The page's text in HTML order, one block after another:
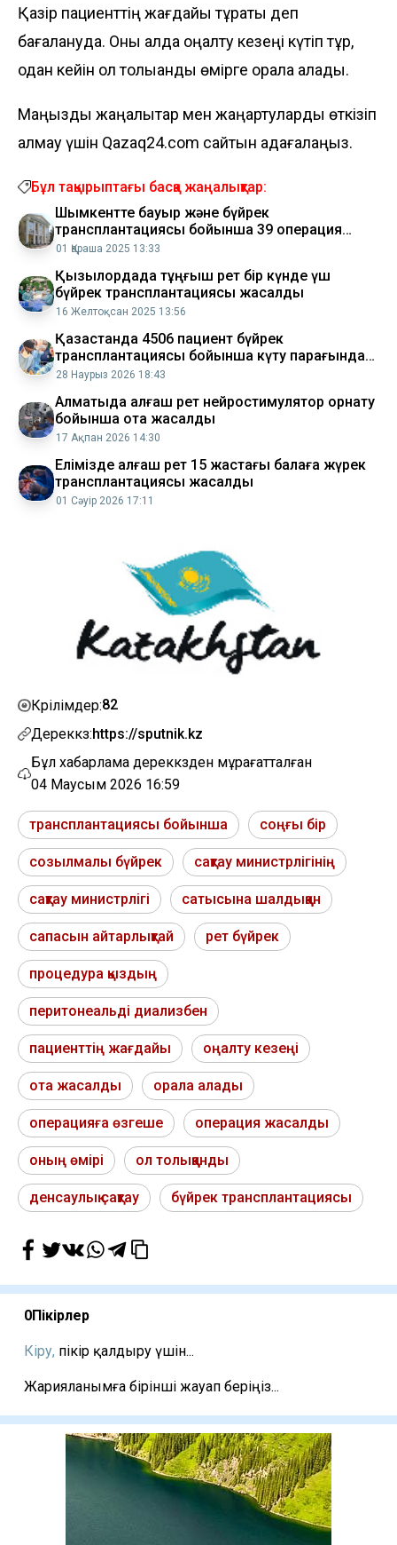
Қазір пациенттің жағдайы тұрақты деп
бағалануда. Оны алда оңалту кезеңі күтіп тұр,
одан кейін ол толыққанды өмірге орала алады.
Маңызды жаңалықтар мен жаңартуларды өткізіп
алмау үшін Qazaq24.com сайтын қадағалаңыз.
Бұл тақырыптағы басқа жаңалықтар:
Шымкентте бауыр және бүйрек
трансплантациясы бойынша 39 операция
жасалды
01 Қараша 2025 13:33
Қызылордада тұңғыш рет бір күнде үш
бүйрек трансплантациясы жасалды
16 Желтоқсан 2025 13:56
Қазақстанда 4506 пациент бүйрек
трансплантациясы бойынша күту парағында
тұр
28 Наурыз 2026 18:43
Алматыда алғаш рет нейростимулятор орнату
бойынша ота жасалды
17 Ақпан 2026 14:30
Елімізде алғаш рет 15 жастағы балаға жүрек
трансплантациясы жасалды
01 Сәуір 2026 17:11
Көрілімдер:82
Дереккөз:https://sputnik.kz
Бұл хабарлама дереккөзден мұрағатталған
04 Маусым 2026 16:59
трансплантациясы бойынша соңғы бір
созылмалы бүйрек сақтау министрлігінің
сақтау министрлігі сатысына шалдыққан
сапасын айтарлықтай рет бүйрек
процедура қыздың
перитонеальді диализбен
пациенттің жағдайы оңалту кезеңі
ота жасалды орала алады
операцияға өзгеше операция жасалды
оның өмірі ол толыққанды
денсаулық сақтау бүйрек трансплантациясы
0Пікірлер
Кіру, пікір қалдыру үшін...
Жарияланымға бірінші жауап беріңіз...